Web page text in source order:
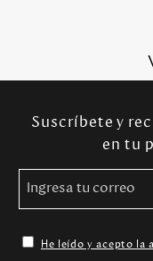
Suscríbete y
en tu
He leído y acepto